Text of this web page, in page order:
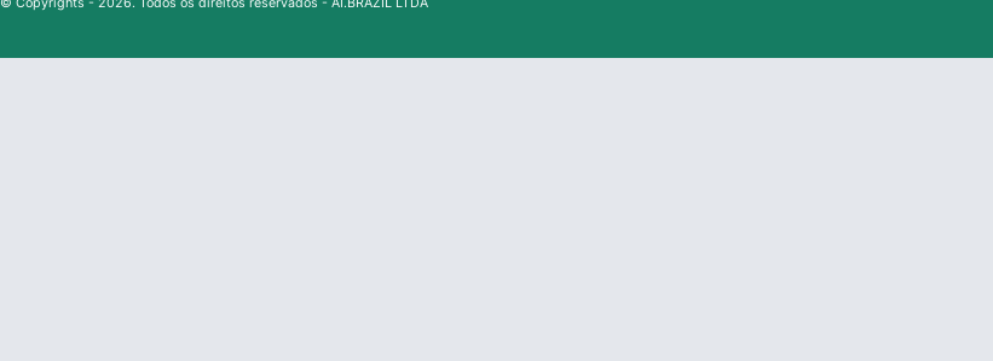
© Copyrights - 2026. Todos os direitos reservados - AI.BRAZIL LTDA